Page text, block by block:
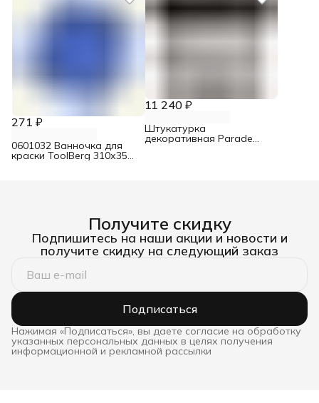
271 ₽
0601032 Ванночка для
краски ToolBerg 310х350
11 240 ₽
Штукатурка
декоративная Parade
Получите скидку
Подпишитесь на наши акции и новости и
получите скидку на следующий заказ
Подписаться
Нажимая «Подписаться», вы даете согласие на обработку
указанных персональных данных в целях получения
информационной и рекламной рассылки